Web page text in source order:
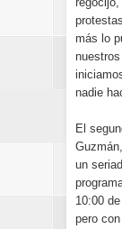
más lo
nadie
El
un
10:00
pero